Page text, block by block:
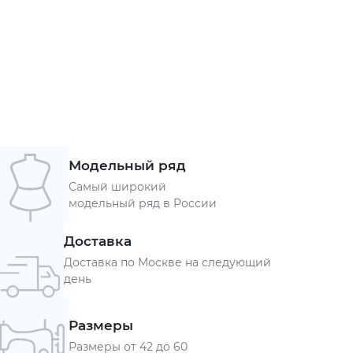
Модельный ряд
Самый широкий
модельный ряд в России
Доставка
Доставка по Москве на следующий
день
Размеры
Размеры от 42 до 60